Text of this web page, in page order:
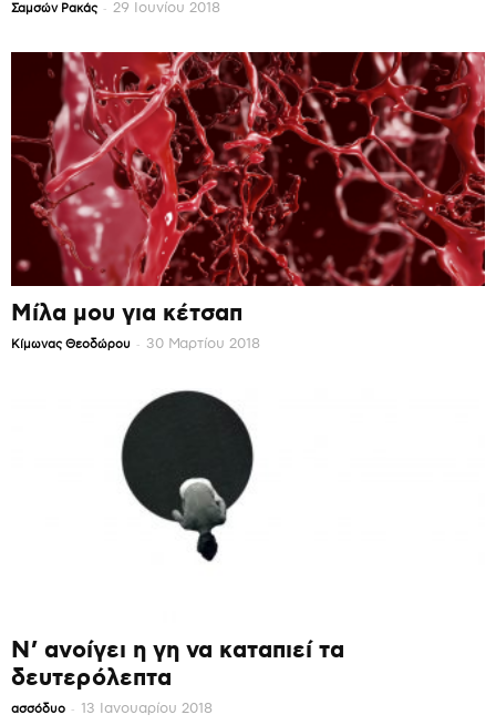
Σαμσών Ρακάς - 29 Ιουνίου 2018
Μίλα μου για κέτσαπ
Κίμωνας Θεοδώρου - 30 Μαρτίου 2018
Ν’ ανοίγει η γη να καταπιεί τα
δευτερόλεπτα
ασσόδυο - 13 Ιανουαρίου 2018